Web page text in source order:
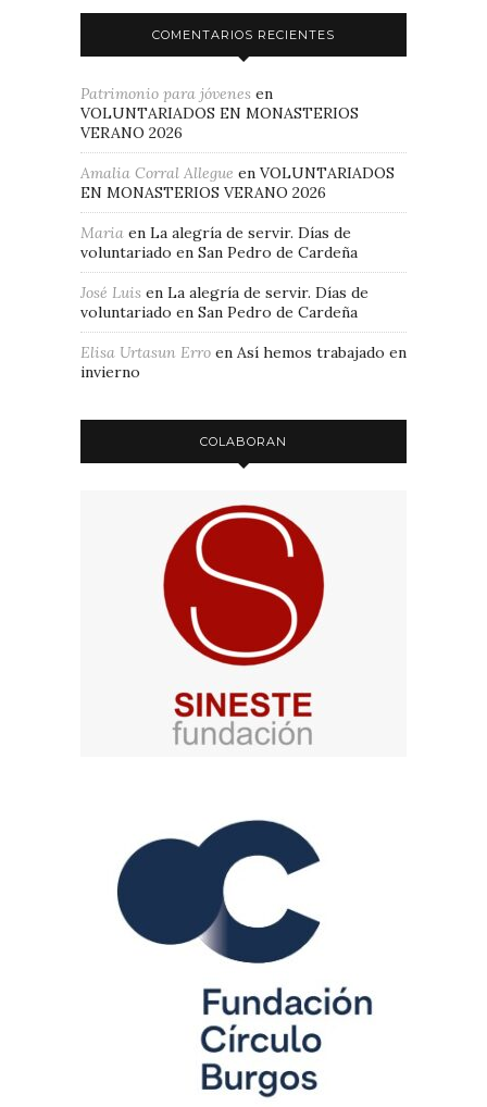
COMENTARIOS RECIENTES
Patrimonio para jóvenes en
VOLUNTARIADOS EN MONASTERIOS
VERANO 2026
Amalia Corral Allegue en VOLUNTARIADOS
EN MONASTERIOS VERANO 2026
Maria en La alegría de servir. Días de
voluntariado en San Pedro de Cardeña
José Luis en La alegría de servir. Días de
voluntariado en San Pedro de Cardeña
Elisa Urtasun Erro en Así hemos trabajado en
invierno
COLABORAN